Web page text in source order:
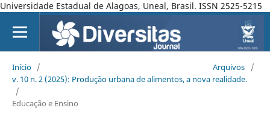
Universidade Estadual de Alagoas, Uneal, Brasil. ISSN 2525-5215
Início / Arquivos
/
v. 10 n. 2 (2025): Produção urbana de alimentos, a nova realidade.
/
Educação e Ensino